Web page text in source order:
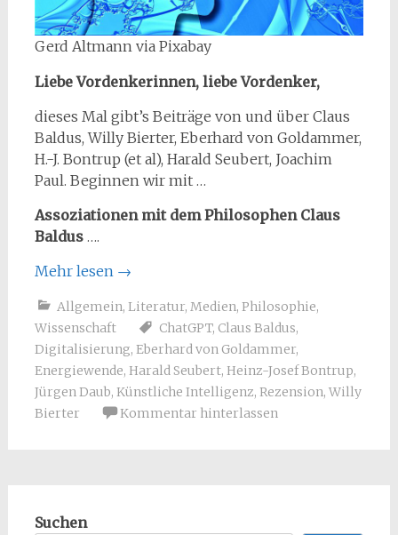
Gerd Altmann via Pixabay
Liebe Vordenkerinnen, liebe Vordenker,
dieses Mal gibt’s Beiträge von und über Claus
Baldus, Willy Bierter, Eberhard von Goldammer,
H.-J. Bontrup (et al), Harald Seubert, Joachim
Paul. Beginnen wir mit …
Assoziationen mit dem Philosophen Claus
Baldus….
Mehr lesen →
Allgemein, Literatur, Medien, Philosophie,
Wissenschaft
ChatGPT, Claus Baldus,
Digitalisierung, Eberhard von Goldammer,
Energiewende, Harald Seubert, Heinz-Josef Bontrup,
Jürgen Daub, Künstliche Intelligenz, Rezension, Willy
Bierter
Kommentar hinterlassen
Suchen